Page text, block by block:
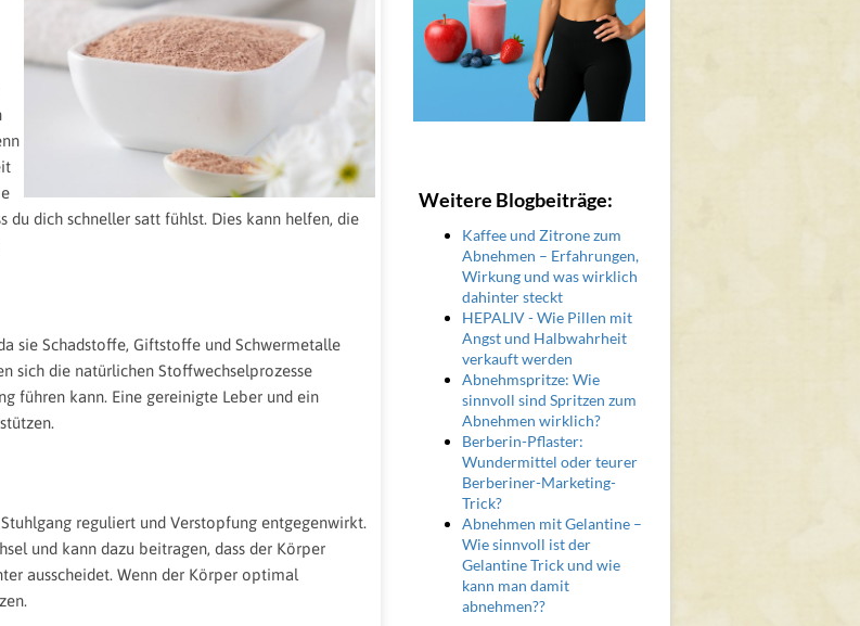
du dich schneller satt fühlst. Dies kann helfen, die
sie Schadstoffe, Giftstoffe und Schwermetalle
sich die natürlichen Stoffwechselprozesse
führen kann. Eine gereinigte Leber und ein
reguliert und Verstopfung entgegenwirkt.
und kann dazu beitragen, dass der Körper
ausscheidet. Wenn der Körper optimal
Weitere Blogbeiträge:
Kaffee und Zitrone zum
Abnehmen – Erfahrungen,
Wirkung und was wirklich
dahinter steckt
HEPALIV - Wie Pillen mit
Angst und Halbwahrheit
verkauft werden
Abnehmspritze: Wie
sinnvoll sind Spritzen zum
Abnehmen wirklich?
Berberin-Pflaster:
Wundermittel oder teurer
Berberiner-Marketing-
Trick?
Abnehmen mit Gelantine –
Wie sinnvoll ist der
Gelantine Trick und wie
kann man damit
abnehmen??